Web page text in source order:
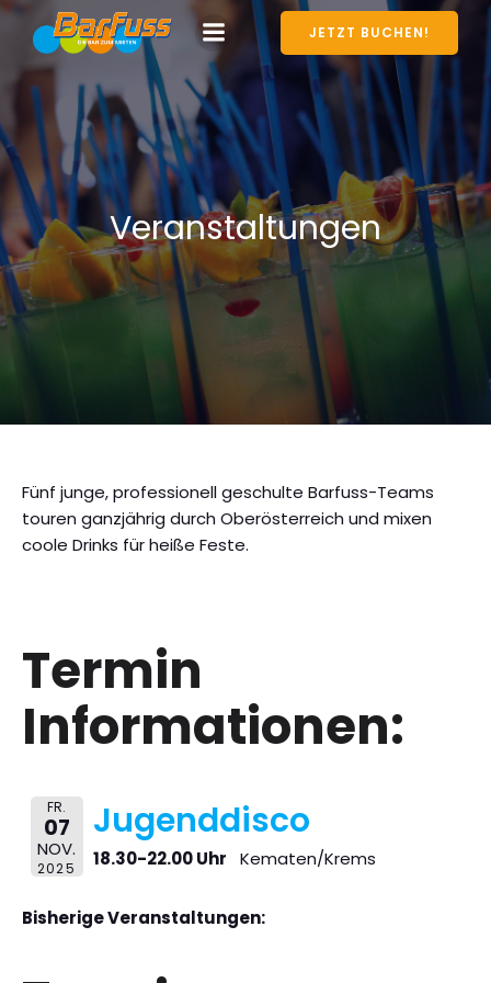
JETZT BUCHEN!
Veranstaltungen
Fünf junge, professionell geschulte Barfuss-Teams
touren ganzjährig durch Oberösterreich und mixen
coole Drinks für heiße Feste.
Termin
Informationen:
FR.
07
NOV.
2025
Jugenddisco
18.30-22.00 Uhr Kematen/Krems
Bisherige Veranstaltungen: